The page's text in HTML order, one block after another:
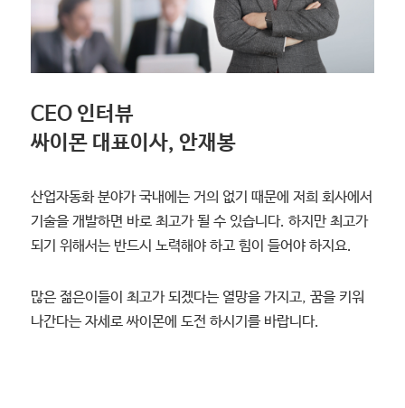
CEO 인터뷰
싸이몬 대표이사, 안재봉
산업자동화 분야가 국내에는 거의 없기 때문에 저희 회사에서
기술을 개발하면 바로 최고가 될 수 있습니다. 하지만 최고가
되기 위해서는 반드시 노력해야 하고 힘이 들어야 하지요.
많은 젊은이들이 최고가 되겠다는 열망을 가지고, 꿈을 키워
나간다는 자세로 싸이몬에 도전 하시기를 바랍니다.